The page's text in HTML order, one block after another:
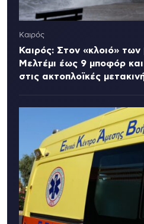
Καιρός
Καιρός: Στον «κλοιό»
Μελτέμι έως 9 μποφόρ
στις ακτοπλοϊκές